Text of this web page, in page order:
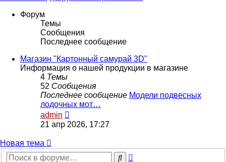
Форум
Темы
Сообщения
Последнее сообщение
Магазин "Картонный самурай 3D"
Информация о нашей продукции в магазине
4 Темы
52 Сообщения
Последнее сообщение Модели подвесных
лодочных мот…
admin
к
последнему
21 апр 2026, 17:27
Новая
тема
Новая тема
Поиск